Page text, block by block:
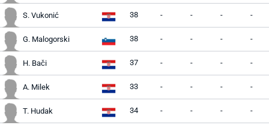
S. Vukonić 38 - - - -
G. Malogorski 38 - - - -
H. Bači 37 - - - -
A. Milek 33 - - - -
T. Hudak 34 - - - -